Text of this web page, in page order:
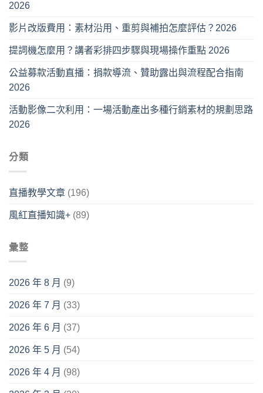
2026
影片改版費用：素材沿用、重剪與補拍怎麼評估？2026
提詞機怎麼用？講者彩排四步驟與現場操作重點 2026
公益募款活動直播：捐款導流、贊助露出與流程配合指南
2026
活動影像二次利用：一場活動產出多種行銷素材的規劃思路
2026
分類
直播教學文章 (196)
風紅直播知識+ (89)
彙整
2026 年 8 月 (9)
2026 年 7 月 (33)
2026 年 6 月 (37)
2026 年 5 月 (54)
2026 年 4 月 (98)